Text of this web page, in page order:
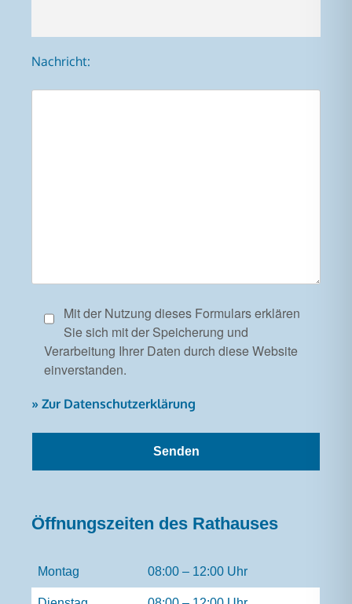
Nachricht:
Mit der Nutzung dieses Formulars erklären
Sie sich mit der Speicherung und
Verarbeitung Ihrer Daten durch diese Website
einverstanden.
» Zur Datenschutzerklärung
Öffnungszeiten des Rathauses
Montag 08:00 – 12:00 Uhr